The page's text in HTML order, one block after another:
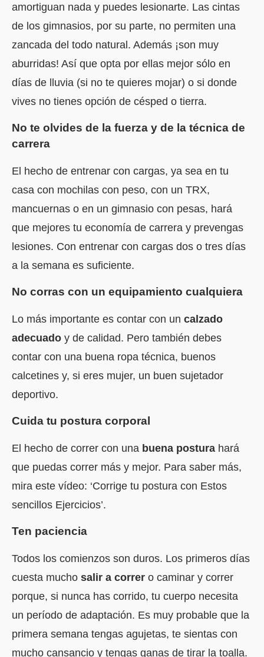
amortiguan nada y puedes lesionarte. Las cintas
de los gimnasios, por su parte, no permiten una
zancada del todo natural. Además ¡son muy
aburridas! Así que opta por ellas mejor sólo en
días de lluvia (si no te quieres mojar) o si donde
vives no tienes opción de césped o tierra.
No te olvides de la fuerza y de la técnica de
carrera
El hecho de entrenar con cargas, ya sea en tu
casa con mochilas con peso, con un TRX,
mancuernas o en un gimnasio con pesas, hará
que mejores tu economía de carrera y prevengas
lesiones. Con entrenar con cargas dos o tres días
a la semana es suficiente.
No corras con un equipamiento cualquiera
Lo más importante es contar con un calzado
adecuado y de calidad. Pero también debes
contar con una buena ropa técnica, buenos
calcetines y, si eres mujer, un buen sujetador
deportivo.
Cuida tu postura corporal
El hecho de correr con una buena postura hará
que puedas correr más y mejor. Para saber más,
mira este vídeo: ‘Corrige tu postura con Estos
sencillos Ejercicios’.
Ten paciencia
Todos los comienzos son duros. Los primeros días
cuesta mucho salir a correr o caminar y correr
porque, si nunca has corrido, tu cuerpo necesita
un período de adaptación. Es muy probable que la
primera semana tengas agujetas, te sientas con
mucho cansancio y tengas ganas de tirar la toalla.